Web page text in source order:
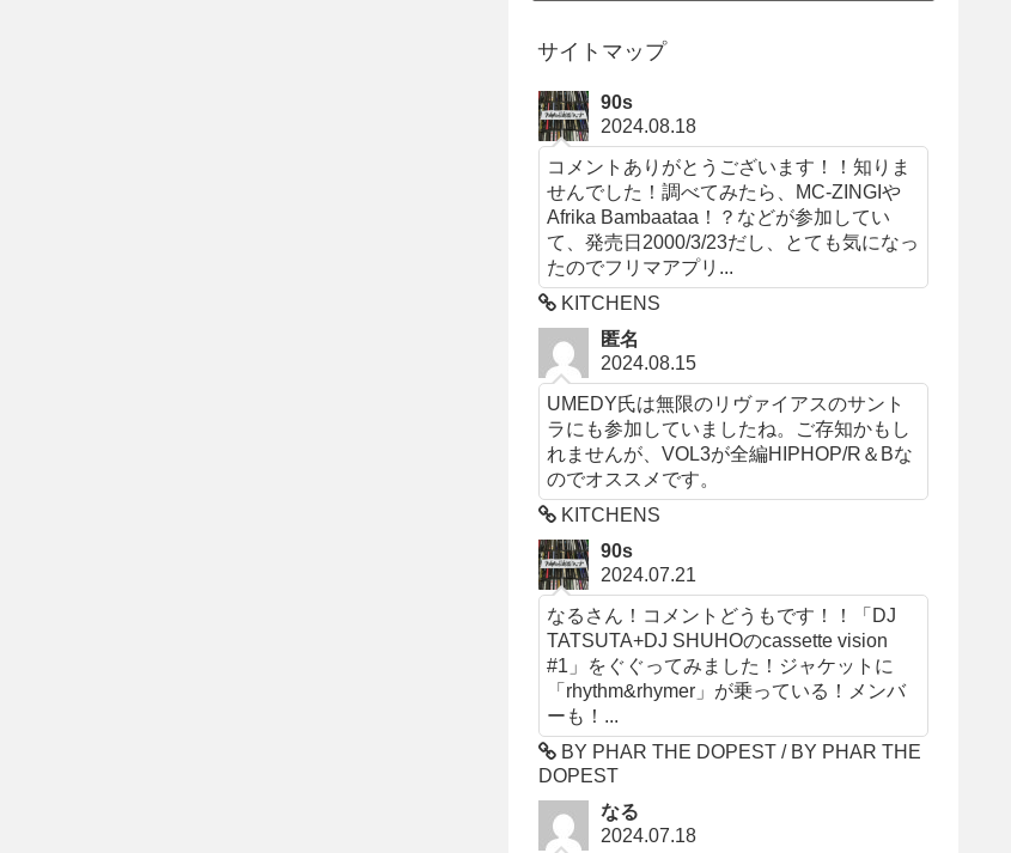
サイトマップ
90s
2024.08.18
コメントありがとうございます！！知りま
せんでした！調べてみたら、MC-ZINGIや
Afrika Bambaataa！？などが参加してい
て、発売日2000/3/23だし、とても気になっ
たのでフリマアプリ...
KITCHENS
匿名
2024.08.15
UMEDY氏は無限のリヴァイアスのサント
ラにも参加していましたね。ご存知かもし
れませんが、VOL3が全編HIPHOP/R＆Bな
のでオススメです。
KITCHENS
90s
2024.07.21
なるさん！コメントどうもです！！「DJ
TATSUTA+DJ SHUHOのcassette vision
#1」をぐぐってみました！ジャケットに
「rhythm&rhymer」が乗っている！メンバ
ーも！...
BY PHAR THE DOPEST / BY PHAR THE
DOPEST
なる
2024.07.18